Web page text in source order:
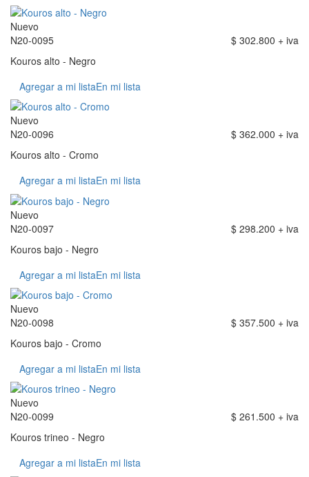
Nuevo
N20-0095
$ 302.800 + iva
Kouros alto - Negro
Agregar a mi listaEn mi lista
Nuevo
N20-0096
$ 362.000 + iva
Kouros alto - Cromo
Agregar a mi listaEn mi lista
Nuevo
N20-0097
$ 298.200 + iva
Kouros bajo - Negro
Agregar a mi listaEn mi lista
Nuevo
N20-0098
$ 357.500 + iva
Kouros bajo - Cromo
Agregar a mi listaEn mi lista
Nuevo
N20-0099
$ 261.500 + iva
Kouros trineo - Negro
Agregar a mi listaEn mi lista